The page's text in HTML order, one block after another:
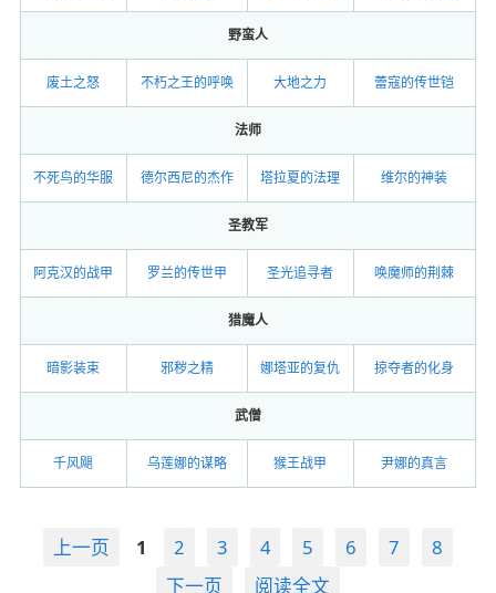
野蛮人
废土之怒 不朽之王的呼唤 大地之力 蕾寇的传世铠
法师
不死鸟的华服 德尔西尼的杰作 塔拉夏的法理 维尔的神装
圣教军
阿克汉的战甲 罗兰的传世甲 圣光追寻者 唤魔师的荆棘
猎魔人
暗影装束 邪秽之精 娜塔亚的复仇 掠夺者的化身
武僧
千风飓 乌莲娜的谋略 猴王战甲 尹娜的真言
上一页 1 2 3 4 5 6 7
8
下一页
阅读全文